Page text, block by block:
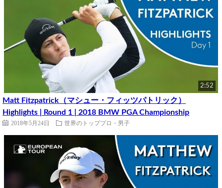
2:52
Matt Fitzpatrick（マシュー・フィッツパトリック）
Highlights | Round 1 | 2018 BMW PGA Championship
2018年5月24日 世界のトッププロ・男子